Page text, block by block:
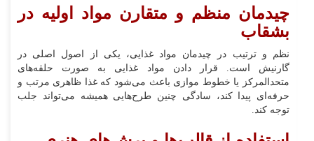
چیدمان منظم و متقارن مواد اولیه در
بشقاب
نظم و ترتیب در چیدمان مواد غذایی، یکی از اصول اصلی در
گارنیش است. قرار دادن مواد غذایی به صورت حلقه‌های
متحدالمرکز یا خطوط موازی باعث می‌شود که غذا ظاهری مرتب و
حرفه‌ای پیدا کند، سادگی چنین طرح‌هایی همیشه می‌تواند جلب
توجه کند.